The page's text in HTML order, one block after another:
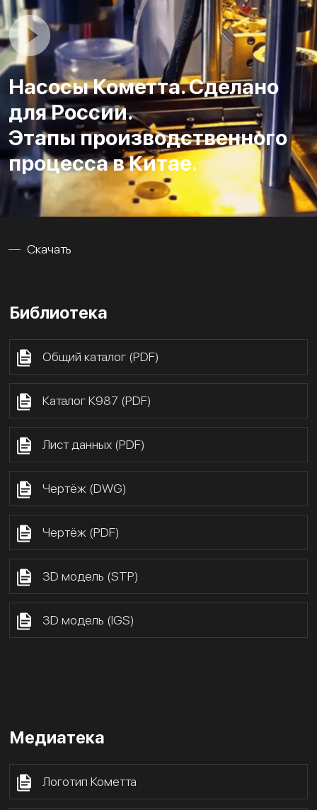
Насосы Кометта. Сделано
для России.
Этапы производственного
процесса в Китае.
Скачать
Библиотека
Общий каталог (PDF)
Каталог К987 (PDF)
Лист данных (PDF)
Чертёж (DWG)
Чертёж (PDF)
3D модель (STP)
3D модель (IGS)
Медиатека
Логотип Кометта